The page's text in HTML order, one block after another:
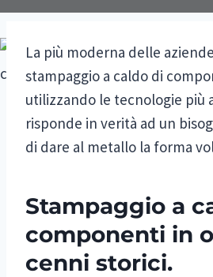
La più moderna delle
stampaggio a caldo di
utilizzando le tecnologie più
risponde in verità ad un
di dare al metallo la forma
Stampaggio a
componenti in
cenni storici.